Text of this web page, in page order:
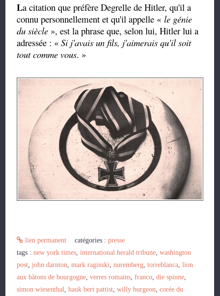
La citation que préfère Degrelle de Hitler, qu'il a
connu personnellement et qu'il appelle «le génie
du siècle », est la phrase que, selon lui, Hitler lui a
adressée : «Si j'avais un fils, j'aimerais qu'il soit
tout comme vous. »
lien permanent catégories :presse
tags :new york times,international herald tribune,washington
post,john darnton,mark raginski,nuremberg,torreblanca,lion
aux bâtons de bourgogne,verres romains,franco,die spinne,
simon wiesenthal,hauk bert pattist,willy burgeon,corée du